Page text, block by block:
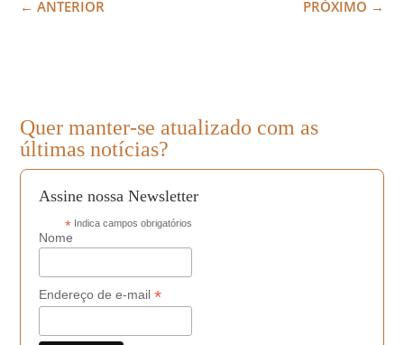
←ANTERIOR PRÓXIMO →
Quer manter-se atualizado com as
últimas notícias?
Assine nossa Newsletter
* Indica campos obrigatórios
Nome
Endereço de e-mail*